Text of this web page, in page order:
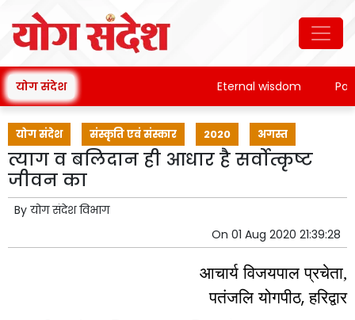
योग संदेश Eternal wisdom
योग संदेश संस्कृति एवं संस्कार 2020 अगस्त
त्याग व बलिदान ही आधार है सर्वोत्कृष्ट
जीवन का
By योग संदेश विभाग
On 01 Aug 2020 21:39:28
आचार्य विजयपाल प्रचेता,
पतंजलि योगपीठ,हरिद्वार